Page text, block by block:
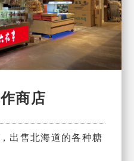
商店
出售北海道的各种糖